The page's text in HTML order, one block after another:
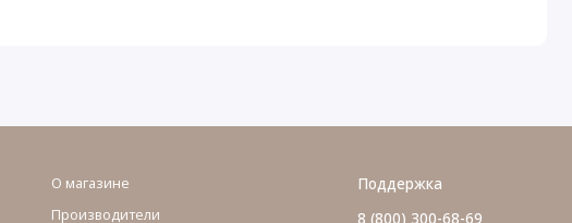
О магазине
Производители
Поддержка
8 (800) 300-68-69